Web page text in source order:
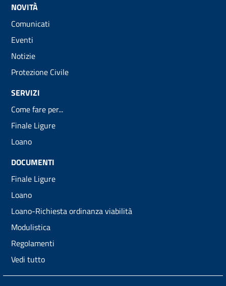
NOVITÀ
Comunicati
Eventi
Notizie
Protezione Civile
SERVIZI
Come fare per...
Finale Ligure
Loano
DOCUMENTI
Finale Ligure
Loano
Loano-Richiesta ordinanza viabilità
Modulistica
Regolamenti
Vedi tutto